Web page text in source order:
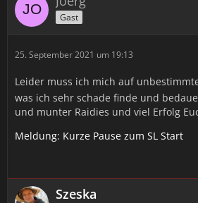
Gast
25. September 2021 um 19:13
Leider muss ich mich auf
was ich sehr schade finde und
und munter Raidies und viel Erfolg
Meldung: Kurze Pause zum SL Start
Szeska